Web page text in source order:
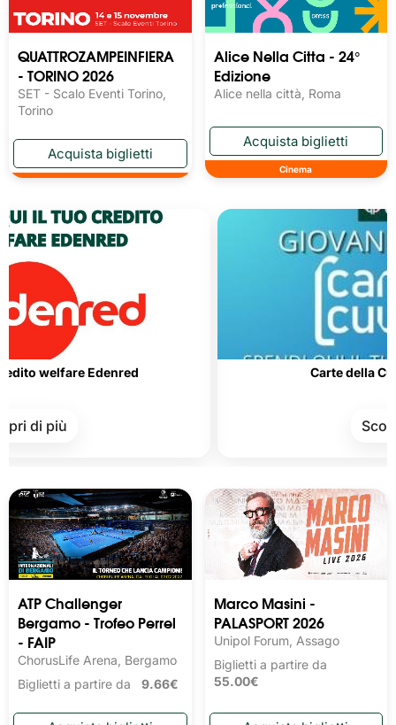
QUATTROZAMPEINFIERA
- TORINO 2026
SET - Scalo Eventi Torino,
Torino
Alice Nella Citta - 24°
Edizione
Alice nella città, Roma
Cinema
ATP Challenger
Bergamo - Trofeo Perrel
- FAIP
ChorusLife Arena, Bergamo
Biglietti a partire da 9.66€
Marco Masini -
PALASPORT 2026
Unipol Forum, Assago
Biglietti a partire da
55.00€
Edenred Carte della Cultura e
Scopri di più